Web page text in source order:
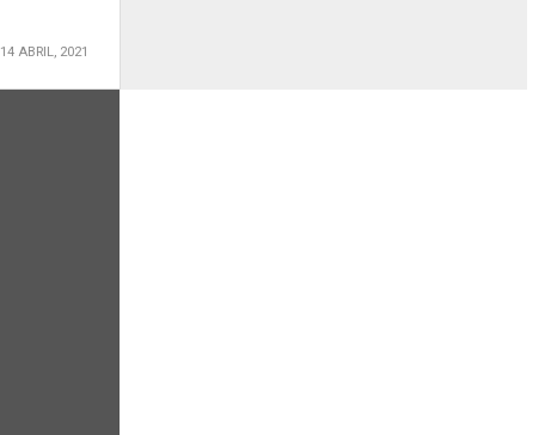
14 ABRIL, 2021